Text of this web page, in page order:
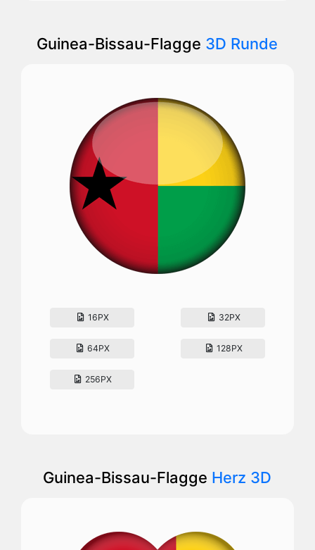
Guinea-Bissau-Flagge 3D Runde
16PX 32PX
64PX 128PX
256PX
Guinea-Bissau-Flagge Herz 3D